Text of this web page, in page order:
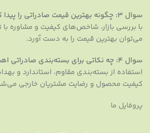
سوال ۳: چگونه بهترین قیمت صادراتی را پیدا کنیم؟
با بررسی بازار، شاخص‌های کیفیت و مشاوره با
می‌توان بهترین قیمت را به دست آورد.
سوال ۴: چه نکاتی برای بسته‌بندی صادراتی اهمیت دارد؟
استفاده از بسته‌بندی مقاوم، استاندارد و
کیفیت محصول و رضایت مشتریان خارجی
پروفایل ما